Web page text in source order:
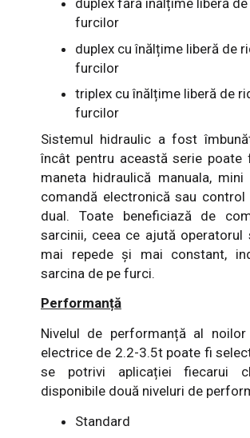
duplex fără înălțime liberă
furcilor
duplex cu înălțime liberă de
furcilor
triplex cu înălțime liberă de
furcilor
Sistemul hidraulic a fost
încât pentru această serie poate
maneta hidraulică manuala,
comandă electronică sau
dual. Toate beneficiază de
sarcinii, ceea ce ajută operatorul
mai repede și mai constant,
sarcina de pe furci.
Performanță
Nivelul de performanță al noilor
electrice de 2.2-3.5t poate fi
se potrivi aplicației fiecarui
disponibile două niveluri de
Standard